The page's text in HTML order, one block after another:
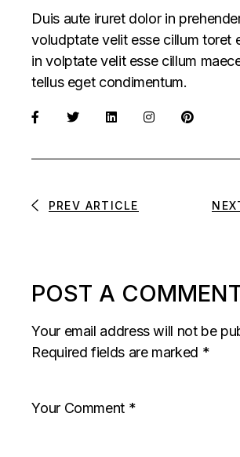
Duis aute iruret dolor in
voludptate velit esse cillum toret
in volptate velit esse cillum
tellus eget condimentum.
PREV ARTICLE
POST A
Your email address will not be
Required fields are marked *